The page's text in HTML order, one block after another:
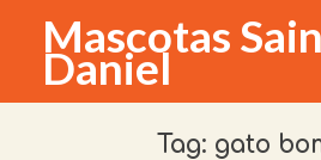
Mascotas
Daniel
Tag: gato